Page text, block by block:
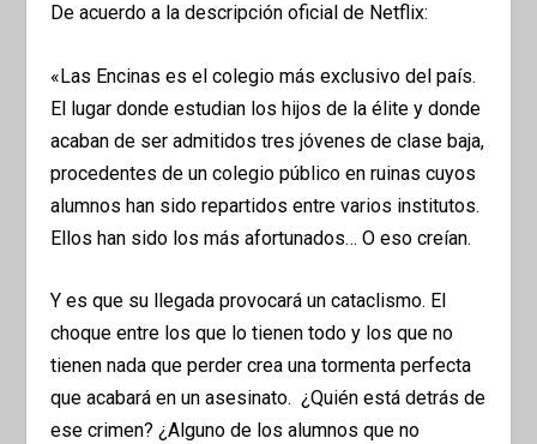
De acuerdo a la descripción oficial de Netflix:
«Las Encinas es el colegio más exclusivo del país.
El lugar donde estudian los hijos de la élite y donde
acaban de ser admitidos tres jóvenes de clase baja,
procedentes de un colegio público en ruinas cuyos
alumnos han sido repartidos entre varios institutos.
Ellos han sido los más afortunados… O eso creían.
Y es que su llegada provocará un cataclismo. El
choque entre los que lo tienen todo y los que no
tienen nada que perder crea una tormenta perfecta
que acabará en un asesinato. ¿Quién está detrás de
ese crimen? ¿Alguno de los alumnos que no